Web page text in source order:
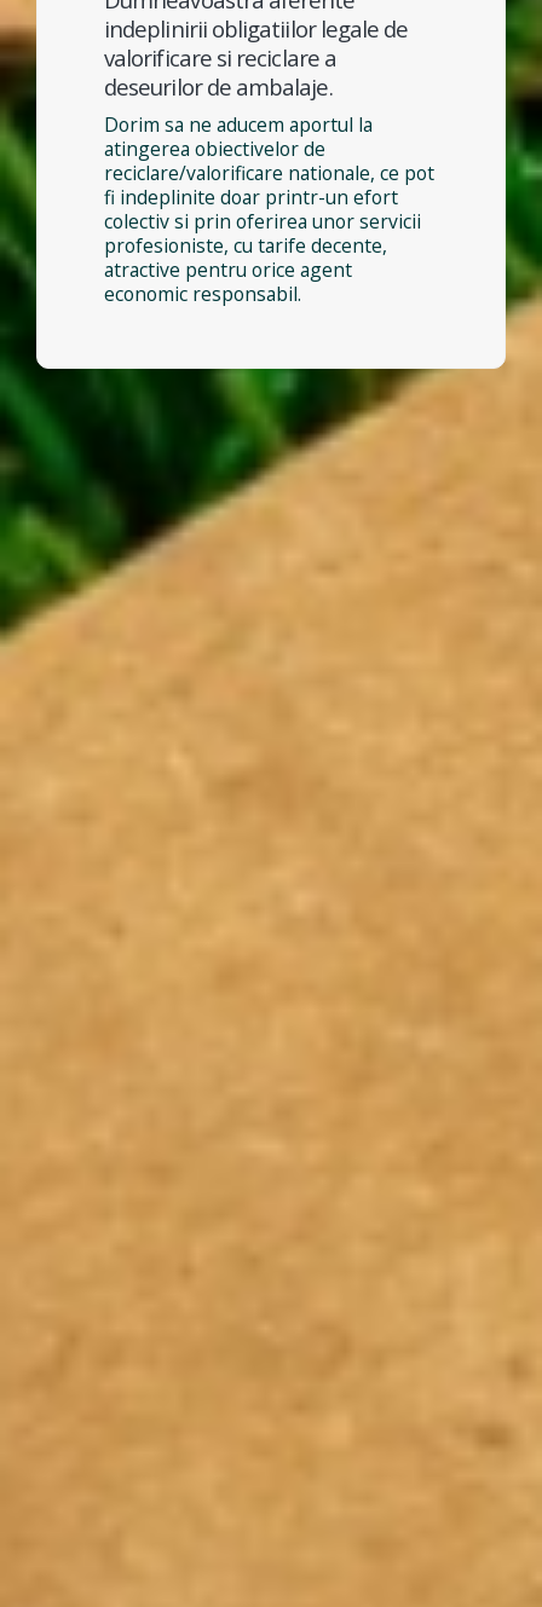
indeplinirii obligatiilor legale de
valorificare si reciclare a
deseurilor de ambalaje.
Dorim sa ne aducem aportul la
atingerea obiectivelor de
reciclare/valorificare nationale, ce pot
fi indeplinite doar printr-un efort
colectiv si prin oferirea unor servicii
profesioniste, cu tarife decente,
atractive pentru orice agent
economic responsabil.